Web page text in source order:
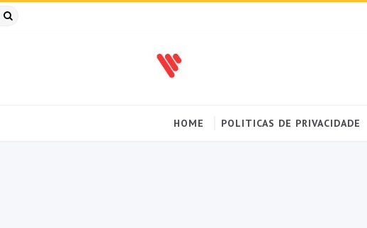
HOME POLITICAS DE PRIVACIDADE